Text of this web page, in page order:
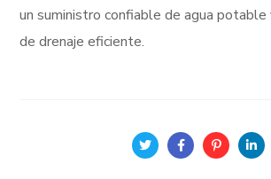
un suministro confiable de agua potable
de drenaje eficiente.